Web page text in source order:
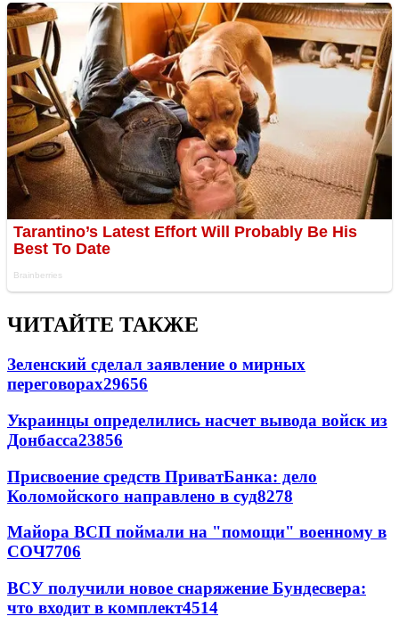
ЧИТАЙТЕ ТАКЖЕ
Зеленский сделал заявление о мирных
переговорах29656
Украинцы определились насчет вывода войск из
Донбасса23856
Присвоение средств ПриватБанка: дело
Коломойского направлено в суд8278
Майора ВСП поймали на "помощи" военному в
СОЧ7706
ВСУ получили новое снаряжение Бундесвера:
что входит в комплект4514